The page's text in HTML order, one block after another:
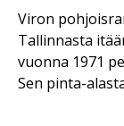
Viron
Tallinnasta
vuonna 1971
Sen pinta-